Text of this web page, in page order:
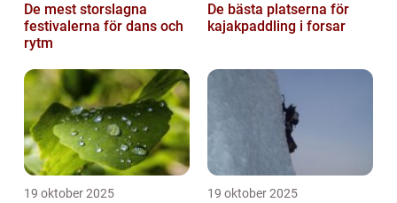
De mest storslagna
festivalerna för dans och
rytm
De bästa platserna för
kajakpaddling i forsar
19 oktober 2025 19 oktober 2025